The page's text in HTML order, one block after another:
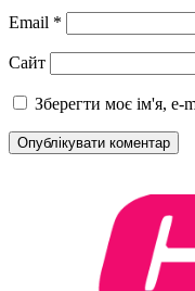
Email *
Сайт
Зберегти моє ім'я, e-